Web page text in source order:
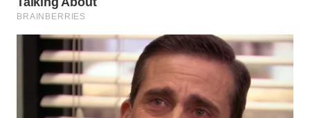
WN
LABUANBAJO
WN
BORNEO